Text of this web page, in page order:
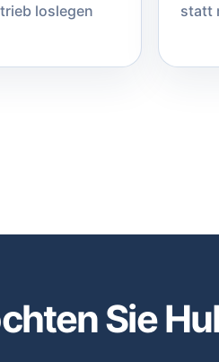
loslegen
statt
Sie